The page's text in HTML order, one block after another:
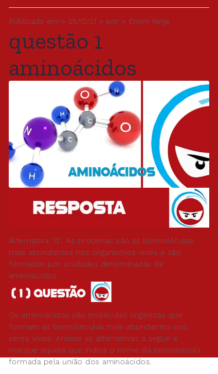
Públicado em > 25/12/21 > por > Enem Ninja
questão 1
aminoácidos
Alternativa “d”. As proteínas são as biomoléculas
mais abundantes nos organismos vivos e são
formadas por unidades denominadas de
aminoácidos.
Os aminoácidos são moléculas orgânicas que
formam as biomoléculas mais abundantes nos
seres vivos. Analise as alternativas a seguir e
marque aquela que indica o nome da biomolécula
formada pela união dos aminoácidos.